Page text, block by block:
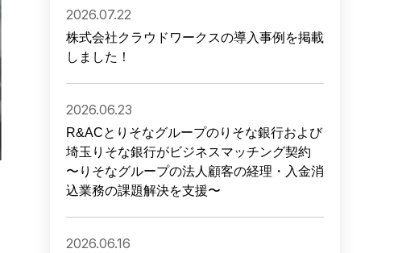
2026.07.22
株式会社クラウドワークスの導入事例を掲載
しました！
2026.06.23
R&ACとりそなグループのりそな銀行および
埼玉りそな銀行がビジネスマッチング契約
〜りそなグループの法人顧客の経理・入金消
込業務の課題解決を支援〜
2026.06.16